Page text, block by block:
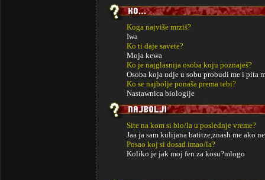
Koga najviše mrziš?
Iwa
Ko ti daje savete?
Moja kewa
Ko je najglasnija osoba koju poznaješ?
Osoba koja udje u sobu probudi me i pita
Ko se najbolje ponaša prema tebi?
Nastawnica biologije
Site na kom si bio/la u poslednje vreme?
Jaa ja sam kulijana batitze,znash me ako
Posao koj si dosad imao/la?
Koliko je jak moj fen za kosu?mlogo